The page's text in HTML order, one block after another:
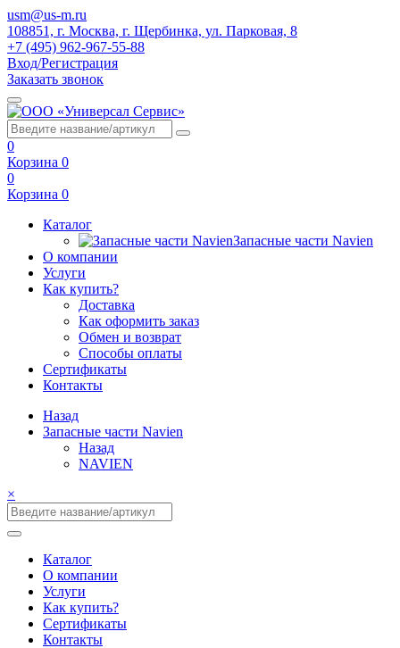
usm@us-m.ru
108851, г. Москва, г. Щербинка, ул. Парковая, 8
+7 (495) 962-967-55-88
Вход/Регистрация
Заказать звонок
0
Корзина 0
0
Корзина 0
Каталог
Запасные части Navien
О компании
Услуги
Как купить?
Доставка
Как оформить заказ
Обмен и возврат
Способы оплаты
Сертификаты
Контакты
Назад
Запасные части Navien
Назад
NAVIEN
×
Каталог
О компании
Услуги
Как купить?
Сертификаты
Контакты